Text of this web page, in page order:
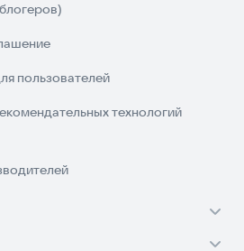
пользователей
технологий